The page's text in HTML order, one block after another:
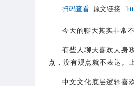
扫码查看 原文链接 :
今天的聊天其实非常
有些人聊天喜欢人身
点，没有观点就不表达。
中文文化底层逻辑喜